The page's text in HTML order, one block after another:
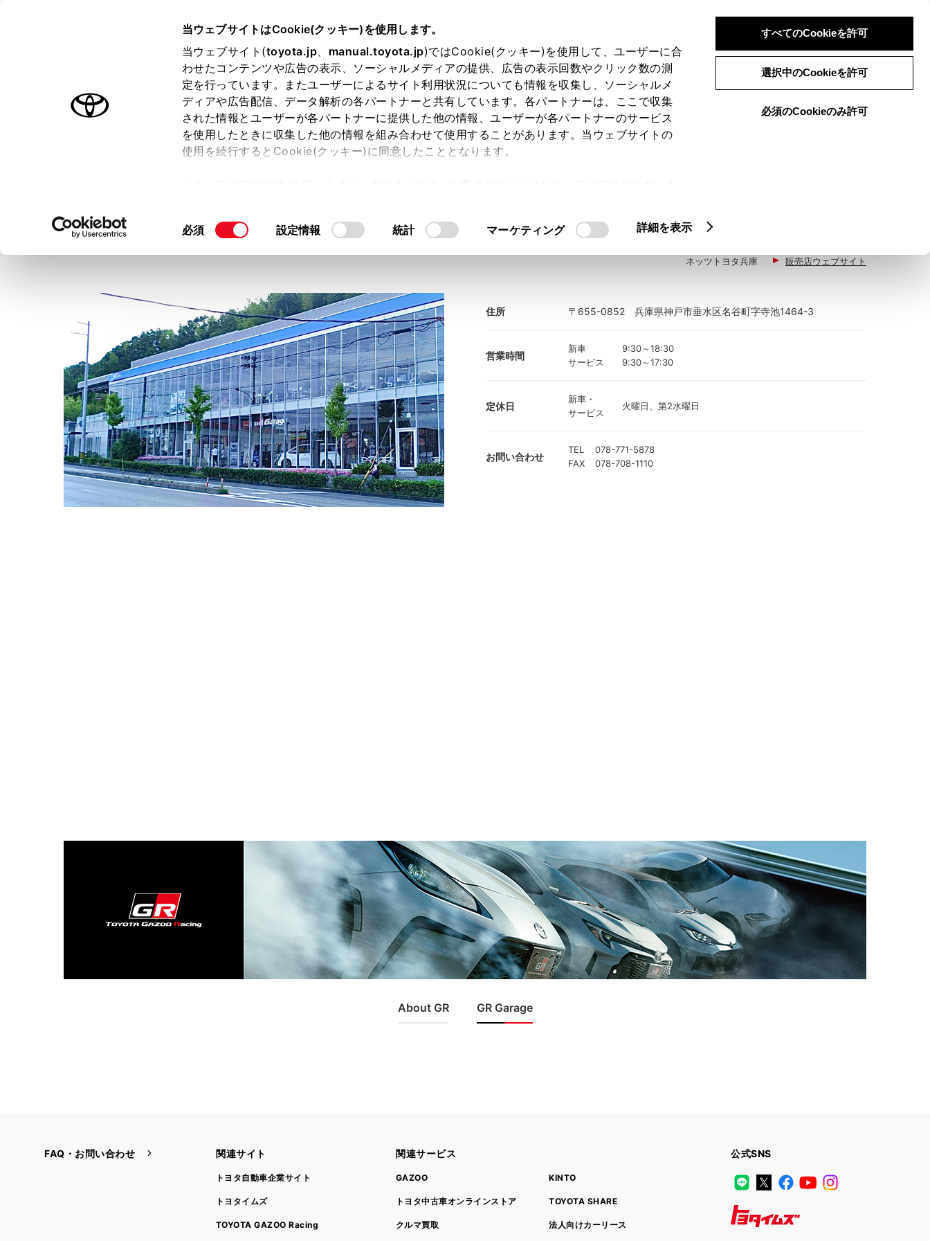
当ウェブサイトはCookie(クッキー)を使用します。
当ウェブサイト(toyota.jp、 manual.toyota.jp)ではCookie(クッキー)を使用して、ユーザーに合
わせたコンテンツや広告の表示、ソーシャルメディアの提供、広告の表示回数やクリック数の測
定を行っています。またユーザーによるサイト利用状況についても情報を収集し、ソーシャルメ
ディアや広告配信、データ解析の各パートナーと共有しています。各パートナーは、ここで収集
された情報とユーザーが各パートナーに提供した他の情報、ユーザーが各パートナーのサービス
を使用したときに収集した他の情報を組み合わせて使用することがあります。当ウェブサイトの
使用を続行するとCookie(クッキー)に同意したこととなります。
て」をご覧ください。
同
必須 設定情報 統計 マーケティング 詳細を表示
すべてのCookieを許可
選択中のCookieを許可
必須のCookieのみ許可
ログイン 検索 メニュー
オーナーサポート トピックス
ホーム GR GR Garage 神戸垂水
GR Garage 神戸垂水
ネッツトヨタ兵庫 販売店ウェブサイト
住所 〒655-0852 兵庫県神戸市垂水区名谷町字寺池1464-3
営業時間
新車
9:30～18:30
サービス
9:30～17:30
定休日
新車・
サービス
火曜日、第2水曜日
お問い合わせ
TEL
078-771-5878
FAX
078-708-1110
About GR GR Garage
FAQ・お問い合わせ 関連サイト
トヨタ自動車企業サイト
トヨタイムズ
TOYOTA GAZOO Racing
関連サービス
GAZOO
トヨタ中古車オンラインストア
クルマ買取
KINTO
TOYOTA SHARE
法人向けカーリース
公式SNS
LINE
X FacebookYouTube